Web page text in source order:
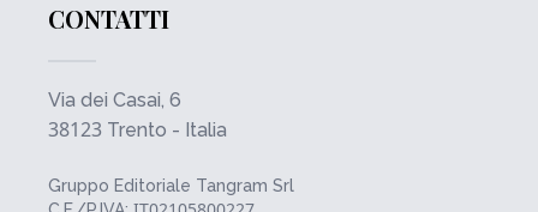
CONTATTI
Via dei Casai, 6
38123 Trento - Italia
Gruppo Editoriale Tangram Srl